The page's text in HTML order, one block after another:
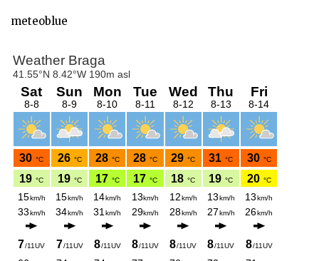
meteoblue